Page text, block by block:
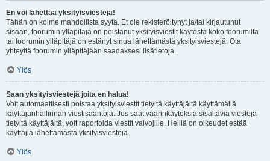
En voi lähettää yksityisviestejä!
Tähän on kolme mahdollista syytä. Et ole rekisteröitynyt ja/tai kirjautunut
sisään, foorumin ylläpitäjä on poistanut yksityisviestit käytöstä koko foorumilta
tai foorumin ylläpitäjä on estänyt sinua lähettämästä yksityisviestejä. Ota
yhteyttä foorumin ylläpitäjään saadaksesi lisätietoja.
Ylös
Saan yksityisviestejä joita en halua!
Voit automaattisesti poistaa yksityisviestit tietyltä käyttäjältä käyttämällä
käyttäjänhallinnan viestisääntöjä. Jos saat väärinkäytöksiä sisältäviä viestejä
tietyltä käyttäjältä, voit raportoida viestit valvojille. Heillä on oikeudet estää
käyttäjiä lähettämästä yksityisviestejä.
Ylös